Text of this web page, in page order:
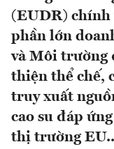
(EUDR) chính
phần lớn
và Môi trường
thiện thể chế,
truy xuất
cao su đáp
thị trường